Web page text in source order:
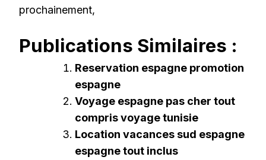
prochainement,
Publications Similaires :
Reservation espagne promotion
espagne
Voyage espagne pas cher tout
compris voyage tunisie
Location vacances sud espagne
espagne tout inclus